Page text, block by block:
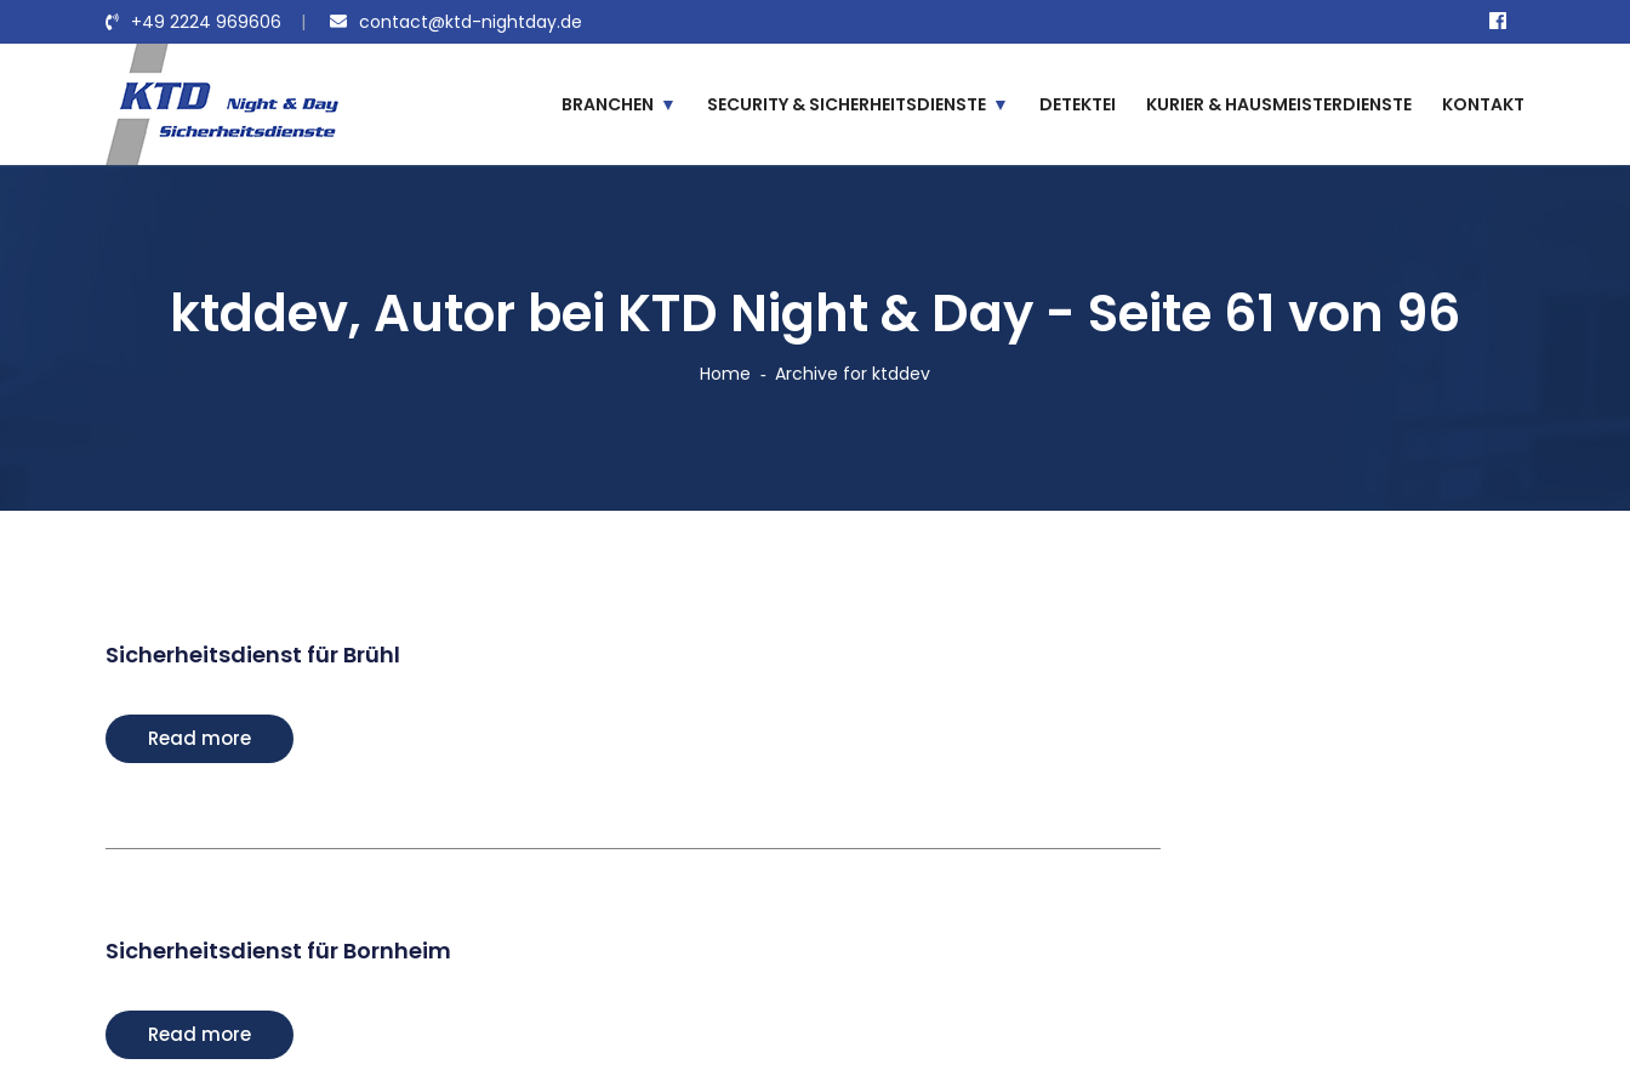
+49 2224 969606 contact@ktd-nightday.de
BRANCHEN SECURITY & SICHERHEITSDIENSTE DETEKTEI KURIER & HAUSMEISTERDIENSTE KONTAKT
ktddev, Autor bei KTD Night & Day - Seite 61 von 96
Home Archive for ktddev
Sicherheitsdienst für Brühl
Read more
Sicherheitsdienst für Bornheim
Read more